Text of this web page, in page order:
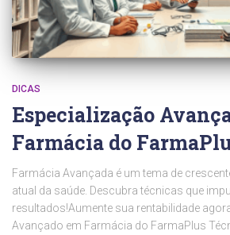
DICAS
Especialização
Farmácia do
Farmácia Avançada é um tema de
atual da saúde. Descubra técnicas que
resultados!Aumente sua rentabilidade
Avançado em Farmácia do FarmaPlus